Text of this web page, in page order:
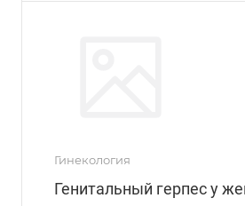
Гинекология
Генитальный герпес у